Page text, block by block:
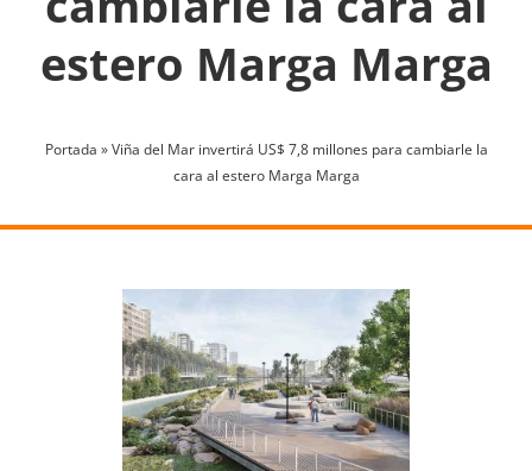
estero Marga Marga
Portada » Viña del Mar invertirá US$ 7,8 millones para cambiarle la
cara al estero Marga Marga